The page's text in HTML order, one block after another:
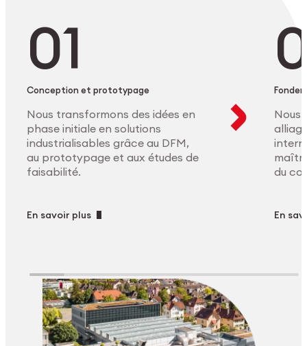
Conception et prototypage
Nous transformons des idées en
phase initiale en solutions
industrialisables grâce au DFM,
au prototypage et aux études de
faisabilité.
En savoir plus
Nous
du
En